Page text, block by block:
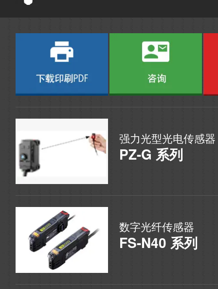
强力光型光电传感器
PZ-G 系列
数字光纤传感器
FS-N40 系列